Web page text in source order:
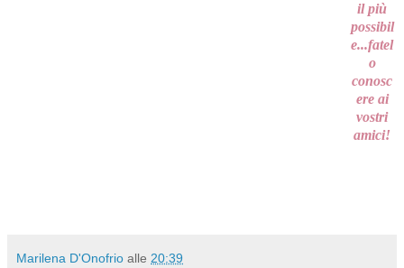
il più
possibil
e...fatel
o
conosc
ere ai
vostri
amici!
Marilena D'Onofrio alle 20:39